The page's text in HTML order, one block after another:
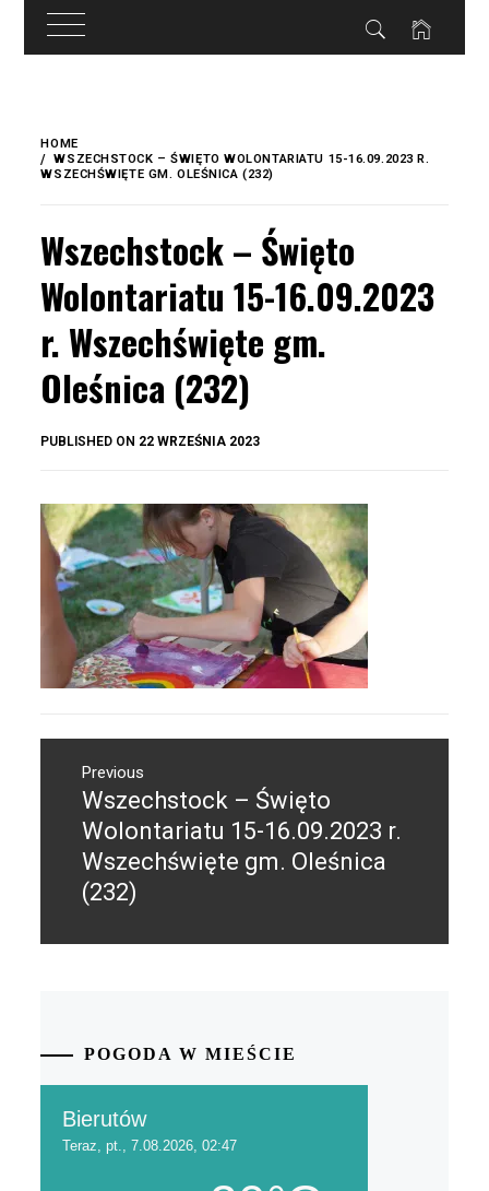
treści
content
HOME
WSZECHSTOCK – ŚWIĘTO WOLONTARIATU 15-16.09.2023 R.
WSZECHŚWIĘTE GM. OLEŚNICA (232)
Wszechstock – Święto
Wolontariatu 15-16.09.2023
r. Wszechświęte gm.
Oleśnica (232)
PUBLISHED ON 22 WRZEŚNIA 2023
wpisuPrevious
Previous
post:
Wszechstock – Święto
Wolontariatu 15-16.09.2023 r.
Wszechświęte gm. Oleśnica
(232)
POGODA W MIEŚCIE